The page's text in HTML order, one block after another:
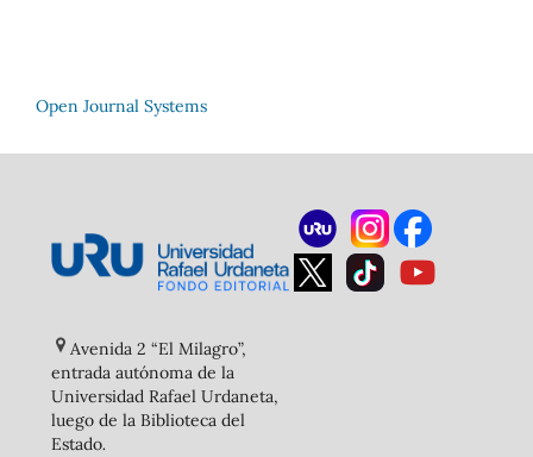
Open Journal Systems
Avenida 2 “El Milagro”,
entrada autónoma de la
Universidad Rafael Urdaneta,
luego de la Biblioteca del
Estado.